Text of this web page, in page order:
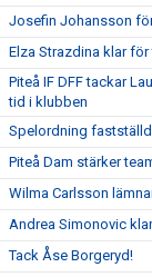
Josefin Johansson
Elza Strazdina klar för
Piteå IF DFF tackar
tid i klubben
Spelordning fastställd
Piteå Dam stärker
Wilma Carlsson
Andrea Simonovic
Tack Åse Borgeryd!